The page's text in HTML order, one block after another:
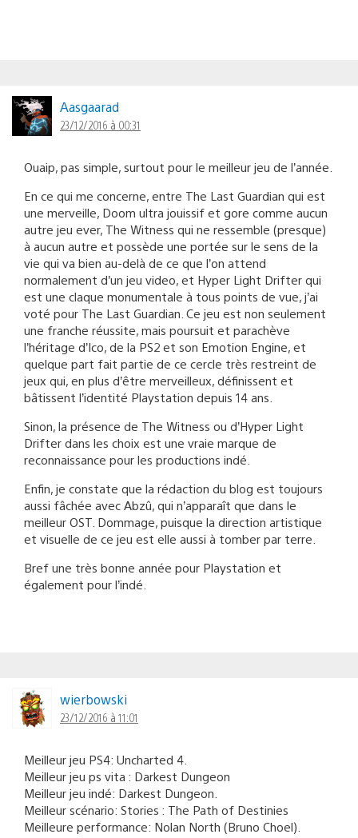
Aasgaarad
23/12/2016 à 00:31
Ouaip, pas simple, surtout pour le meilleur jeu de l’année.
En ce qui me concerne, entre The Last Guardian qui est
une merveille, Doom ultra jouissif et gore comme aucun
autre jeu ever, The Witness qui ne ressemble (presque)
à aucun autre et possède une portée sur le sens de la
vie qui va bien au-delà de ce que l’on attend
normalement d’un jeu video, et Hyper Light Drifter qui
est une claque monumentale à tous points de vue, j’ai
voté pour The Last Guardian. Ce jeu est non seulement
une franche réussite, mais poursuit et parachève
l’héritage d’Ico, de la PS2 et son Emotion Engine, et
quelque part fait partie de ce cercle très restreint de
jeux qui, en plus d’être merveilleux, définissent et
bâtissent l’identité Playstation depuis 14 ans.
Sinon, la présence de The Witness ou d’Hyper Light
Drifter dans les choix est une vraie marque de
reconnaissance pour les productions indé.
Enfin, je constate que la rédaction du blog est toujours
aussi fâchée avec Abzû, qui n’apparaît que dans le
meilleur OST. Dommage, puisque la direction artistique
et visuelle de ce jeu est elle aussi à tomber par terre.
Bref une très bonne année pour Playstation et
également pour l’indé.
wierbowski
23/12/2016 à 11:01
Meilleur jeu PS4: Uncharted 4.
Meilleur jeu ps vita : Darkest Dungeon
Meilleur jeu indé: Darkest Dungeon.
Meilleur scénario: Stories : The Path of Destinies
Meilleure performance: Nolan North (Bruno Choel).